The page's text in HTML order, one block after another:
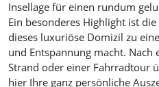
Insellage für einen rundum
Ein besonderes Highlight ist
dieses luxuriöse Domizil zu
und Entspannung macht. Nach
Strand oder einer Fahrradtour
hier Ihre ganz persönliche